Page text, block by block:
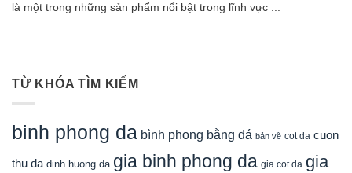
là một trong những sản phẩm nổi bật trong lĩnh vực ...
TỪ KHÓA TÌM KIẾM
binh phong da bình phong bằng đá bản vẽ cot da cuon
thu da dinh huong da gia binh phong da gia cot da gia